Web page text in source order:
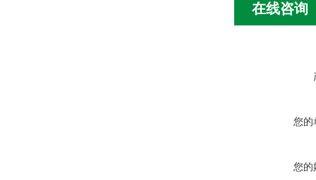
在线咨询
您的
您的